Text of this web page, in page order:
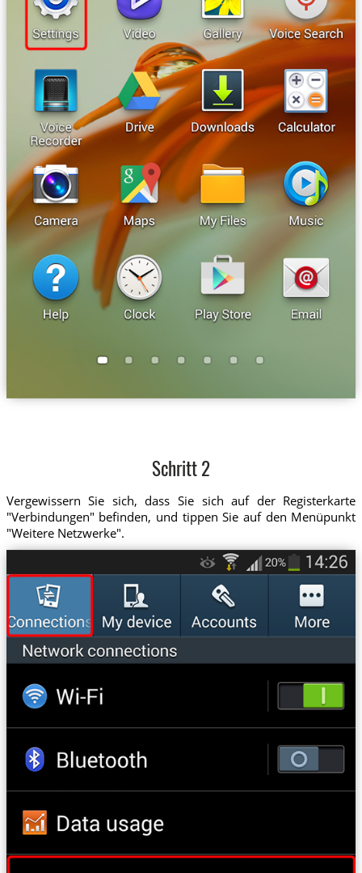
Schritt 2
Vergewissern Sie sich, dass Sie sich auf der Registerkarte
"Verbindungen" befinden, und tippen Sie auf den Menüpunkt
"Weitere Netzwerke".